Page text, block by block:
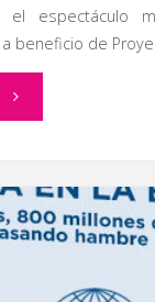
el espectáculo
a beneficio de